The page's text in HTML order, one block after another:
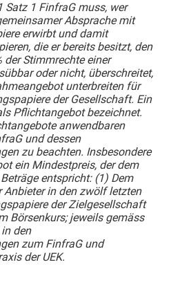
Satz 1 FinfraG muss, wer
Absprache mit
erwirbt und damit
die er bereits besitzt, den
der Stimmrechte einer
oder nicht, überschreitet,
unterbreiten für
der Gesellschaft. Ein
Pflichtangebot bezeichnet.
anwendbaren
und dessen
zu beachten. Insbesondere
ein Mindestpreis, der dem
entspricht: (1) Dem
Anbieter in den zwölf letzten
der Zielgesellschaft
Börsenkurs; jeweils gemäss
den
zum FinfraG und
der UEK.